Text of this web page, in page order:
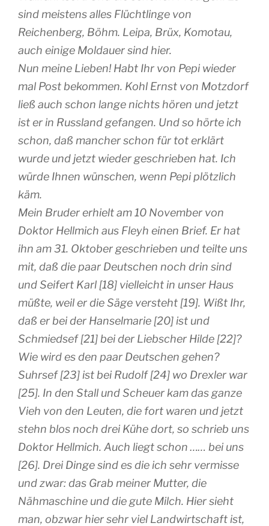
sind meistens alles Flüchtlinge von
Reichenberg, Böhm. Leipa, Brüx, Komotau,
auch einige Moldauer sind hier.
Nun meine Lieben! Habt Ihr von Pepi wieder
mal Post bekommen. Kohl Ernst von Motzdorf
ließ auch schon lange nichts hören und jetzt
ist er in Russland gefangen. Und so hörte ich
schon, daß mancher schon für tot erklärt
wurde und jetzt wieder geschrieben hat. Ich
würde Ihnen wünschen, wenn Pepi plötzlich
käm.
Mein Bruder erhielt am 10 November von
Doktor Hellmich aus Fleyh einen Brief. Er hat
ihn am 31. Oktober geschrieben und teilte uns
mit, daß die paar Deutschen noch drin sind
und Seifert Karl [18] vielleicht in unser Haus
müßte, weil er die Säge versteht [19]. Wißt Ihr,
daß er bei der Hanselmarie [20] ist und
Schmiedsef [21] bei der Liebscher Hilde [22]?
Wie wird es den paar Deutschen gehen?
Suhrsef [23] ist bei Rudolf [24] wo Drexler war
[25]. In den Stall und Scheuer kam das ganze
Vieh von den Leuten, die fort waren und jetzt
stehn blos noch drei Kühe dort, so schrieb uns
Doktor Hellmich. Auch liegt schon …… bei uns
[26]. Drei Dinge sind es die ich sehr vermisse
und zwar: das Grab meiner Mutter, die
Nähmaschine und die gute Milch. Hier sieht
man, obzwar hier sehr viel Landwirtschaft ist,